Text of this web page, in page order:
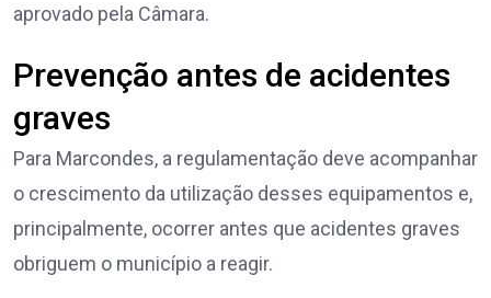
aprovado pela Câmara.
Prevenção antes de acidentes
graves
Para Marcondes, a regulamentação deve acompanhar
o crescimento da utilização desses equipamentos e,
principalmente, ocorrer antes que acidentes graves
obriguem o município a reagir.